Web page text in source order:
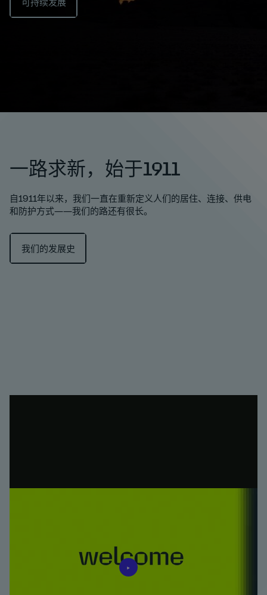
可持续发展
一路求新，始于1911
自1911年以来，我们一直在重新定义人们的居住、连接、供电
和防护方式——我们的路还有很长。
我们的发展史